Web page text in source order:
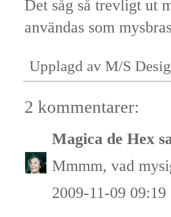
Det såg så trevligt ut
användas som
Upplagd av M/S
2 kommentarer:
Magica de Hex
Mmmm, vad
2009-11-09 09:19